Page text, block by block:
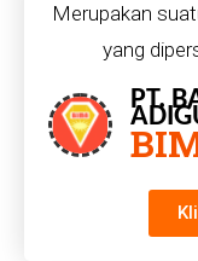
Merupakan
yang
PT.